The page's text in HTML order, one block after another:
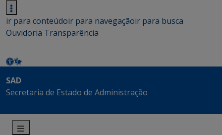
ir para conteúdoir para navegaçãoir para busca
Ouvidoria Transparência
SAD
Secretaria de Estado de Administração